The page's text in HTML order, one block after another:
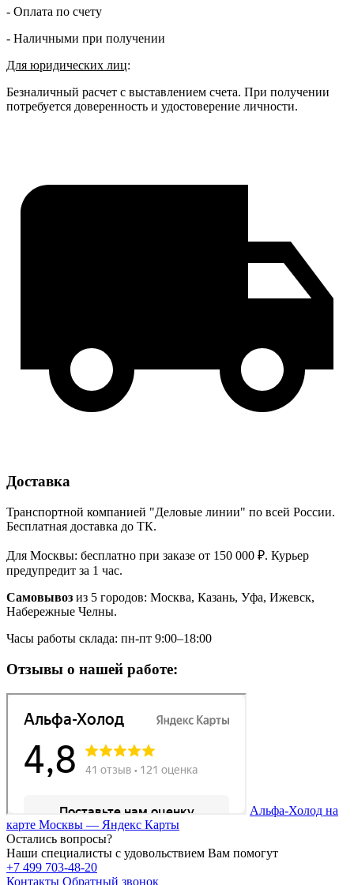
- Оплата по счету
- Наличными при получении
Для юридических лиц:
Безналичный расчет с выставлением счета. При получении
потребуется доверенность и удостоверение личности.
Доставка
Транспортной компанией "Деловые линии" по всей России.
Бесплатная доставка до ТК.
Для Москвы: бесплатно при заказе от 150 000 ₽. Курьер
предупредит за 1 час.
Самовывоз из 5 городов: Москва, Казань, Уфа, Ижевск,
Набережные Челны.
Часы работы склада: пн-пт 9:00–18:00
Отзывы о нашей работе:
Альфа-Холод на
карте Москвы — Яндекс Карты
Остались вопросы?
Наши специалисты с удовольствием Вам помогут
+7 499 703-48-20
Контакты Обратный звонок